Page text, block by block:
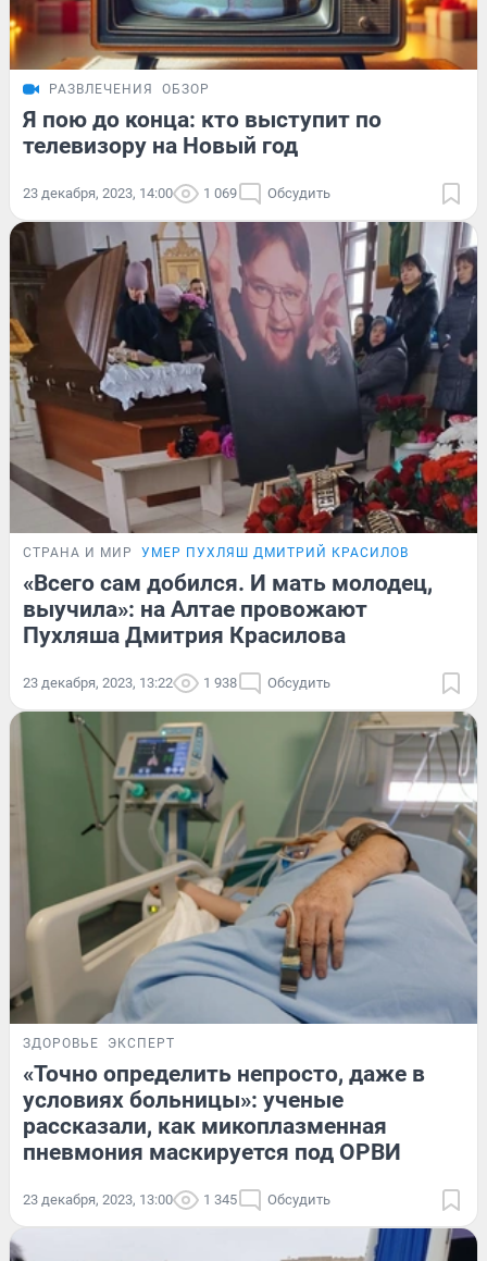
РАЗВЛЕЧЕНИЯ ОБЗОР
Я пою до конца: кто выступит по
телевизору на Новый год
23 декабря, 2023, 14:00 1 069 Обсудить
СТРАНА И МИР УМЕР ПУХЛЯШ ДМИТРИЙ КРАСИЛОВ
«Всего сам добился. И мать молодец,
выучила»: на Алтае провожают
Пухляша Дмитрия Красилова
23 декабря, 2023, 13:22 1 938 Обсудить
ЗДОРОВЬЕ ЭКСПЕРТ
«Точно определить непросто, даже в
условиях больницы»: ученые
рассказали, как микоплазменная
пневмония маскируется под ОРВИ
23 декабря, 2023, 13:00 1 345 Обсудить